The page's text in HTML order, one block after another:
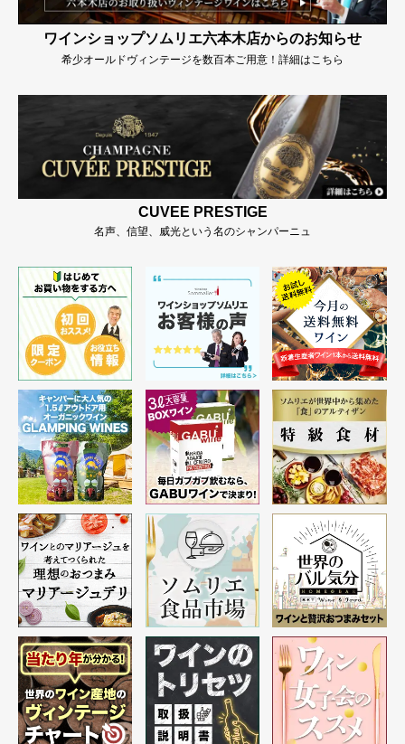
ワインショップソムリエ六本木店からのお知らせ
希少オールドヴィンテージを数百本ご用意！詳細はこちら
CUVEE PRESTIGE
名声、信望、威光という名のシャンパーニュ